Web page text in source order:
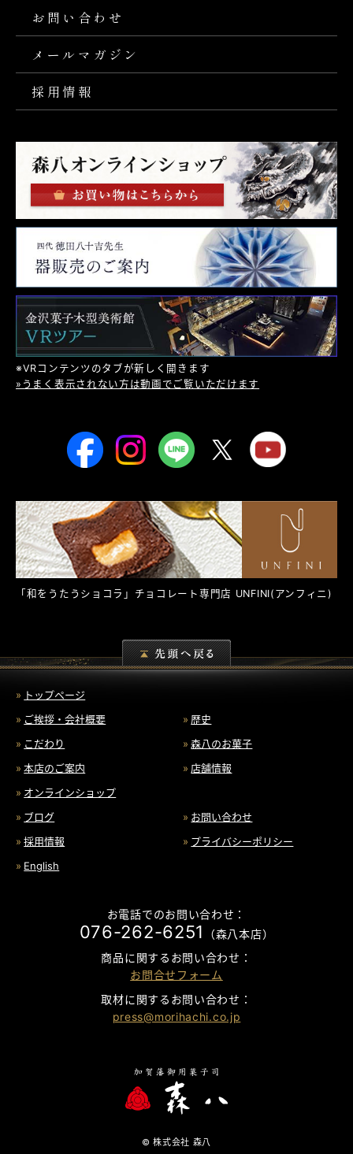
お問い合わせ
メールマガジン
採用情報
※VRコンテンツのタブが新しく開きます
»うまく表示されない方は動画でご覧いただけます
「和をうたうショコラ」チョコレート専門店 UNFINI(アンフィニ)
トップページ
ご挨拶・会社概要
歴史
こだわり
森八のお菓子
本店のご案内
店舗情報
オンラインショップ
ブログ
お問い合わせ
採用情報
プライバシーポリシー
English
お電話でのお問い合わせ：
076-262-6251
（森八本店）
商品に関するお問い合わせ：
お問合せフォーム
取材に関するお問い合わせ：
press@morihachi.co.jp
© 株式会社 森八